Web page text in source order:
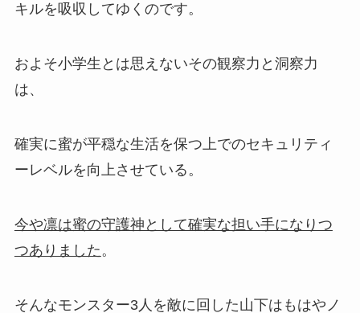
キルを吸収してゆくのです。
およそ小学生とは思えないその観察力と洞察力
は、
確実に蜜が平穏な生活を保つ上でのセキュリティ
ーレベルを向上させている。
今や凛は蜜の守護神として確実な担い手になりつ
つありました 。
そんなモンスター3人を敵に回した山下はもはやノ